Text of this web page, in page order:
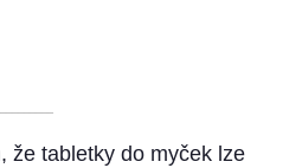
že tabletky do myček lze